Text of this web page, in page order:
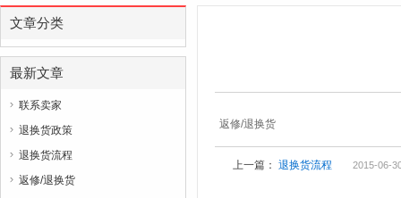
文章分类
最新文章
 联系卖家
 退换货政策
 退换货流程
 返修/退换货
返修/退换货
上一篇： 退换货流程 2015-06-